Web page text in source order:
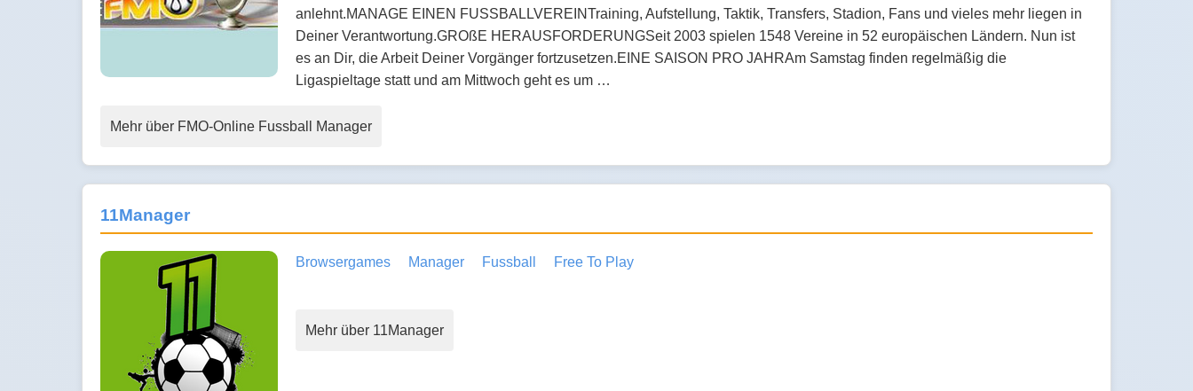
anlehnt.MANAGE EINEN FUSSBALLVEREINTraining, Aufstellung, Taktik, Transfers, Stadion, Fans und vieles mehr liegen in
Deiner Verantwortung.GROßE HERAUSFORDERUNGSeit 2003 spielen 1548 Vereine in 52 europäischen Ländern. Nun ist
es an Dir, die Arbeit Deiner Vorgänger fortzusetzen.EINE SAISON PRO JAHRAm Samstag finden regelmäßig die
Ligaspieltage statt und am Mittwoch geht es um …
Mehr über FMO-Online Fussball Manager
11Manager
Browsergames Manager Fussball Free To Play
Mehr über 11Manager